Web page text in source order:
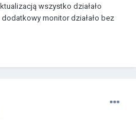
wszystko działało
monitor działało bez